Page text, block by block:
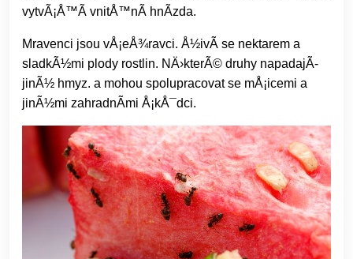
vytvÃ¡Å™Ã­ vnitÅ™nÃ­ hnÃ­zda.
Mravenci jsou vÅ¡eÅ¾ravci. Å½ivÃ­ se nektarem a
sladkÃ½mi plody rostlin. NÄ›kterÃ© druhy napadajÃ­
jinÃ½ hmyz. a mohou spolupracovat se mÅ¡icemi a
jinÃ½mi zahradnÃ­mi Å¡kÅ¯dci.